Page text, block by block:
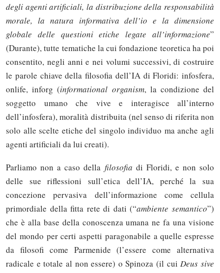
degli agenti artificiali, la distribuzione della responsabilità
morale, la natura informativa dell’io e la dimensione
globale delle questioni etiche legate all’informazione”
(Durante), tutte tematiche la cui fondazione teoretica ha poi
consentito, negli anni e nei volumi successivi, di costruire
le parole chiave della filosofia dell’IA di Floridi: infosfera,
onlife, inforg (informational organism, la condizione del
soggetto umano che vive e interagisce all’interno
dell’infosfera), moralità distribuita (nel senso di riferita non
solo alle scelte etiche del singolo individuo ma anche agli
agenti artificiali da lui creati).
Parliamo non a caso della filosofia di Floridi, e non solo
delle sue riflessioni sull’etica dell’IA, perché la sua
concezione pervasiva dell’informazione come cellula
primordiale della fitta rete di dati (“ambiente semantico”)
che è alla base della conoscenza umana ne fa una visione
del mondo per certi aspetti paragonabile a quelle espresse
da filosofi come Parmenide (l’essere come alternativa
radicale e totale al non essere) o Spinoza (il cuiDeus sive